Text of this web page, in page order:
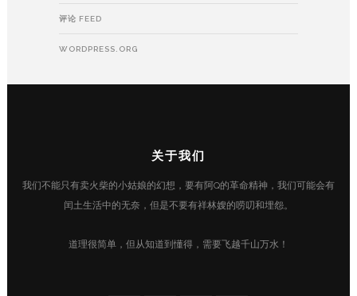
评论 FEED
WORDPRESS.ORG
关于我们
我们不能只有卖火柴的小姑娘的幻想，要有阿Q的革命精神，我们可能会有
闰土生活中的无奈，但是不要有祥林嫂的唠叨和埋怨。
道理很简单，但从知道到懂得，需要飞越千山万水！